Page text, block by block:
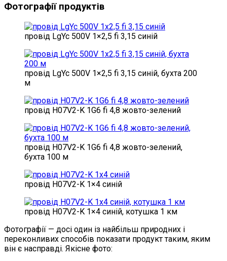
Фотографії продуктів
провід LgYc 500V 1×2,5 fi 3,15 синій
провід LgYc 500V 1×2,5 fi 3,15 синій, бухта 200
м
провід H07V2-K 1G6 fi 4,8 жовто-зелений
провід H07V2-K 1G6 fi 4,8 жовто-зелений,
бухта 100 м
провід H07V2-K 1×4 синій
провід H07V2-K 1×4 синій, котушка 1 км
Фотографії — досі один із найбільш природних і
переконливих способів показати продукт таким, яким
він є насправді. Якісне фото: